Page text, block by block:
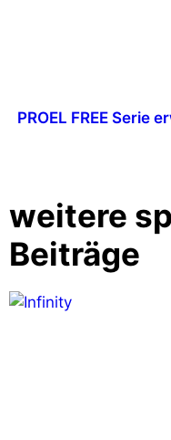
PROEL FREE Serie
weitere
Beiträge